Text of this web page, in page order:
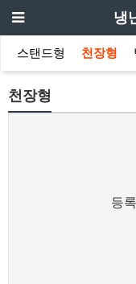
냉
스탠드형 천장형
천장형
등